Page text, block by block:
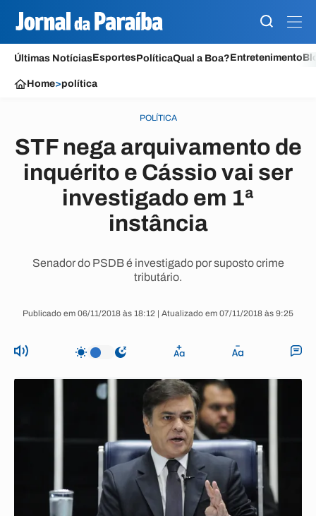
Últimas NotíciasEsportesPolíticaQual a Boa?Entretenimento
Home>política
POLÍTICA
STF nega arquivamento de
inquérito e Cássio vai ser
investigado em 1ª
instância
Senador do PSDB é investigado por suposto crime
tributário.
Publicado em 06/11/2018 às 18:12 | Atualizado em 07/11/2018 às 9:25